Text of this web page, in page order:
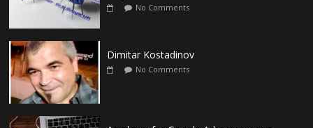
No Comments
Dimitar Kostadinov
No Comments